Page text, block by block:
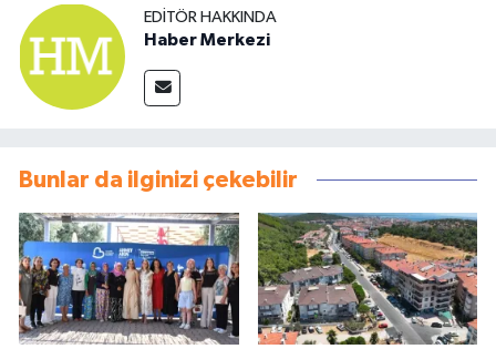
EDITÖR HAKKINDA
Haber Merkezi
Bunlar da ilginizi çekebilir